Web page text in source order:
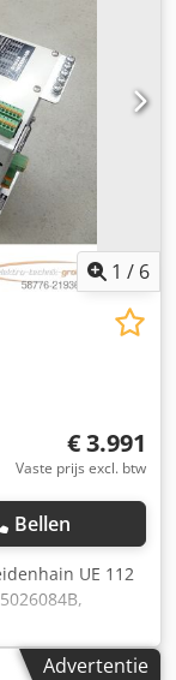
verwisselbare
met 3
- PC
"in de
1 / 6
€ 3.991
Vaste prijs excl. btw
Bellen
UE 112
levering
Advertentie